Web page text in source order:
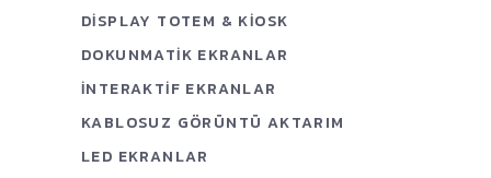
DISPLAY TOTEM & KIOSK
DOKUNMATIK EKRANLAR
İNTERAKTIF EKRANLAR
KABLOSUZ GÖRÜNTÜ AKTARIM
LED EKRANLAR